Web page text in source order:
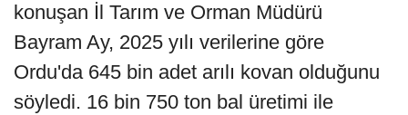
konuşan İl Tarım ve Orman Müdürü
Bayram Ay, 2025 yılı verilerine göre
Ordu'da 645 bin adet arılı kovan olduğunu
söyledi. 16 bin 750 ton bal üretimi ile